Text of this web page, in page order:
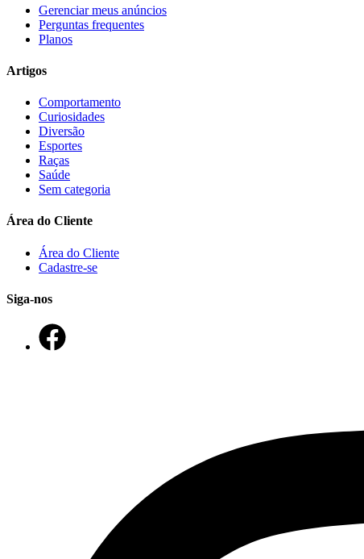
Gerenciar meus anúncios
Perguntas frequentes
Planos
Artigos
Comportamento
Curiosidades
Diversão
Esportes
Raças
Saúde
Sem categoria
Área do Cliente
Área do Cliente
Cadastre-se
Siga-nos